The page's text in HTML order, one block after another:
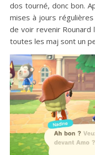
dos tourné, donc bon.
mises à jours
de voir revenir Rounard
toutes les maj sont un